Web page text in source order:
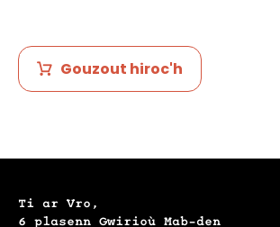
Gouzout hiroc'h
Ti ar Vro,
6 plasenn Gwirioù Mab-den